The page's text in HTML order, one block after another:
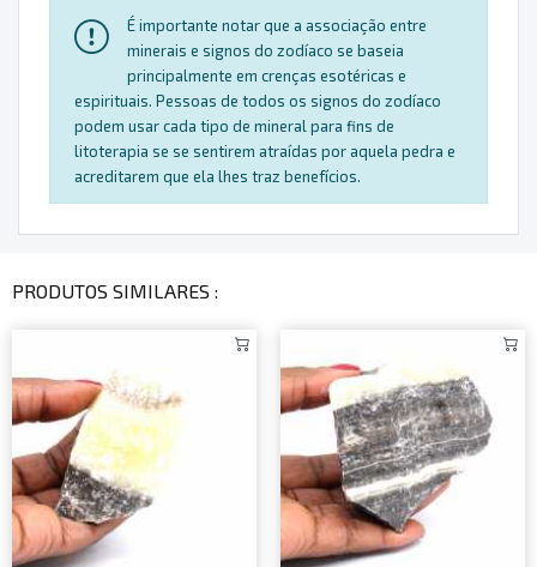
É importante notar que a associação entre
minerais e signos do zodíaco se baseia
principalmente em crenças esotéricas e
espirituais. Pessoas de todos os signos do zodíaco
podem usar cada tipo de mineral para fins de
litoterapia se se sentirem atraídas por aquela pedra e
acreditarem que ela lhes traz benefícios.
PRODUTOS SIMILARES :